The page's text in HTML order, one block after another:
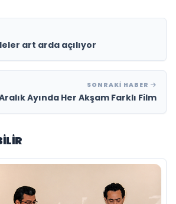
art arda açılıyor
SONRAKI HABER
Ayında Her Akşam Farklı Film